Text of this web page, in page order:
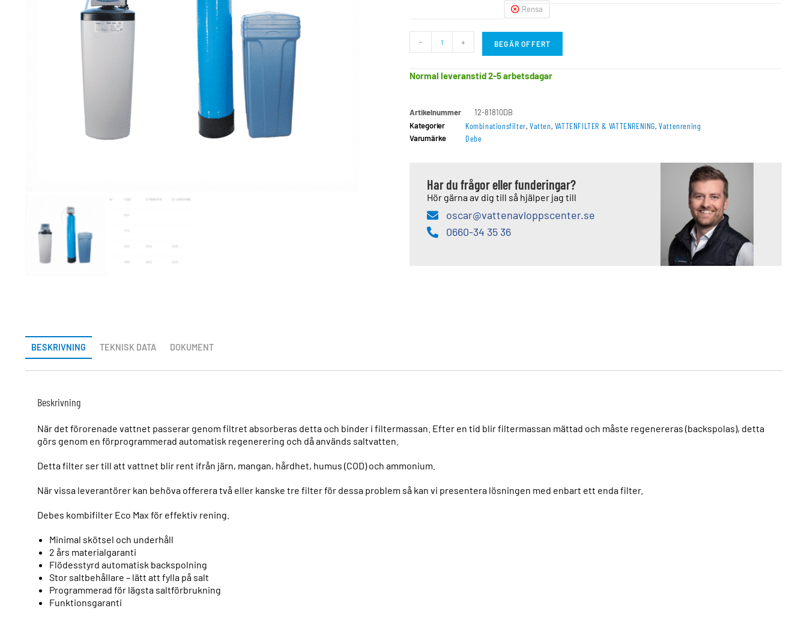
Rensa
- + BEGÄR OFFERT
Normal leveranstid 2-5 arbetsdagar
Artikelnummer
12-81810DB
Kategorier
Kombinationsfilter,Vatten, VATTENFILTER & VATTENRENING,Vattenrening
Varumärke Debe
Har du frågor eller funderingar?
Hör gärna av dig till så hjälper jag till
oscar@vattenavloppscenter.se
0660-34 35 36
BESKRIVNING TEKNISK DATA DOKUMENT
Beskrivning
När det förorenade vattnet passerar genom filtret absorberas detta och binder i filtermassan. Efter en tid blir filtermassan mättad och måste regenereras (backspolas), detta
görs genom en förprogrammerad automatisk regenerering och då används saltvatten.
Detta filter ser till att vattnet blir rent ifrån järn, mangan, hårdhet, humus (COD) och ammonium.
När vissa leverantörer kan behöva offerera två eller kanske tre filter för dessa problem så kan vi presentera lösningen med enbart ett enda filter.
Debes kombifilter Eco Max för effektiv rening.
Minimal skötsel och underhåll
2 års materialgaranti
Flödesstyrd automatisk backspolning
Stor saltbehållare – lätt att fylla på salt
Programmerad för lägsta saltförbrukning
Funktionsgaranti